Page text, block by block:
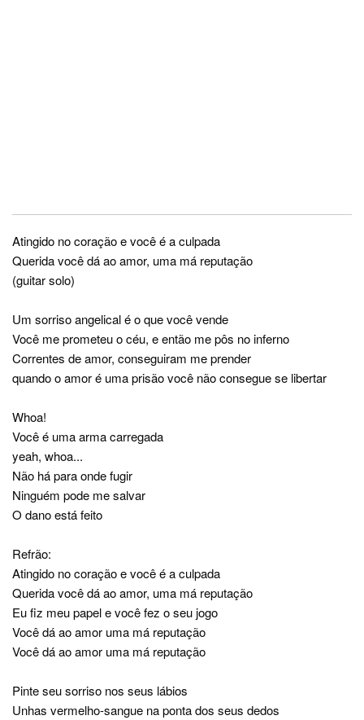
Atingido no coração e você é a culpada
Querida você dá ao amor, uma má reputação
(guitar solo)
Um sorriso angelical é o que você vende
Você me prometeu o céu, e então me pôs no inferno
Correntes de amor, conseguiram me prender
quando o amor é uma prisão você não consegue se libertar
Whoa!
Você é uma arma carregada
yeah, whoa...
Não há para onde fugir
Ninguém pode me salvar
O dano está feito
Refrão:
Atingido no coração e você é a culpada
Querida você dá ao amor, uma má reputação
Eu fiz meu papel e você fez o seu jogo
Você dá ao amor uma má reputação
Você dá ao amor uma má reputação
Pinte seu sorriso nos seus lábios
Unhas vermelho-sangue na ponta dos seus dedos